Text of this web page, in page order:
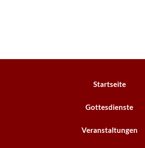
Startseite
Gottesdienste
Veranstaltungen